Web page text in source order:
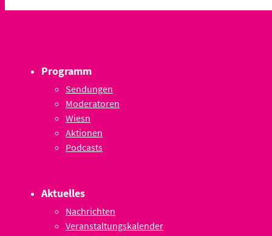
Programm
Sendungen
Moderatoren
Wiesn
Aktionen
Podcasts
Aktuelles
Nachrichten
Veranstaltungskalender